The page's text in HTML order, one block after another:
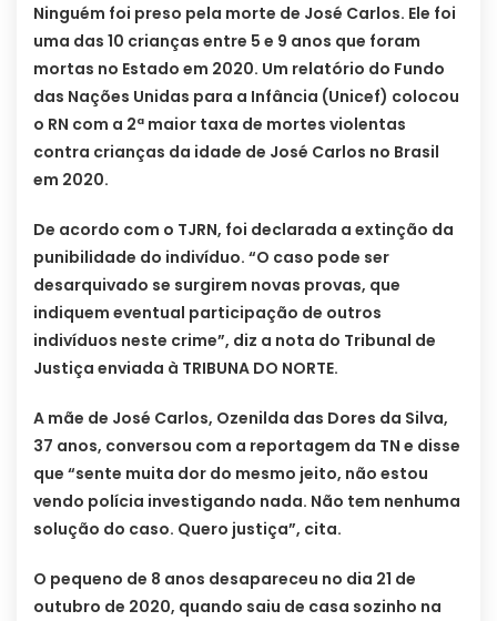
Ninguém foi preso pela morte de José Carlos. Ele foi
uma das 10 crianças entre 5 e 9 anos que foram
mortas no Estado em 2020. Um relatório do Fundo
das Nações Unidas para a Infância (Unicef) colocou
o RN com a 2ª maior taxa de mortes violentas
contra crianças da idade de José Carlos no Brasil
em 2020.
De acordo com o TJRN, foi declarada a extinção da
punibilidade do indivíduo. “O caso pode ser
desarquivado se surgirem novas provas, que
indiquem eventual participação de outros
indivíduos neste crime”, diz a nota do Tribunal de
Justiça enviada à TRIBUNA DO NORTE.
A mãe de José Carlos, Ozenilda das Dores da Silva,
37 anos, conversou com a reportagem da TN e disse
que “sente muita dor do mesmo jeito, não estou
vendo polícia investigando nada. Não tem nenhuma
solução do caso. Quero justiça”, cita.
O pequeno de 8 anos desapareceu no dia 21 de
outubro de 2020, quando saiu de casa sozinho na